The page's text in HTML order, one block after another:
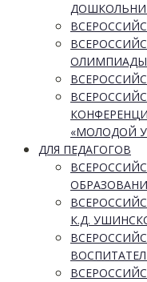
ОЛИМПИАДЫ
«МОЛОДОЙ
ДЛЯ ПЕДАГОГОВ
К.Д.